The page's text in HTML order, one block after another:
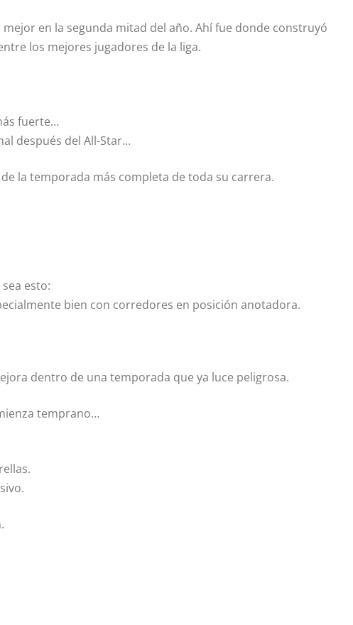
en la segunda mitad del año. Ahí fue donde construyó
los mejores jugadores de la liga.
fuerte…
después del All-Star…
la temporada más completa de toda su carrera.
esto:
bien con corredores en posición anotadora.
dentro de una temporada que ya luce peligrosa.
temprano…